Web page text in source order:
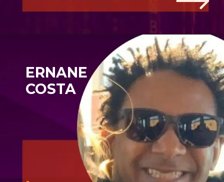
ERNANE
COSTA